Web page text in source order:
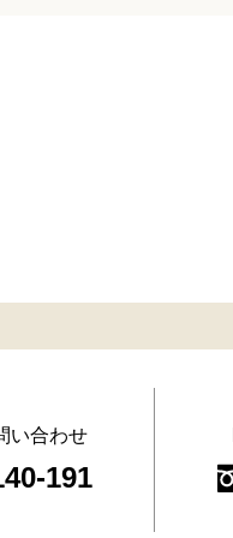
い合わせ
191